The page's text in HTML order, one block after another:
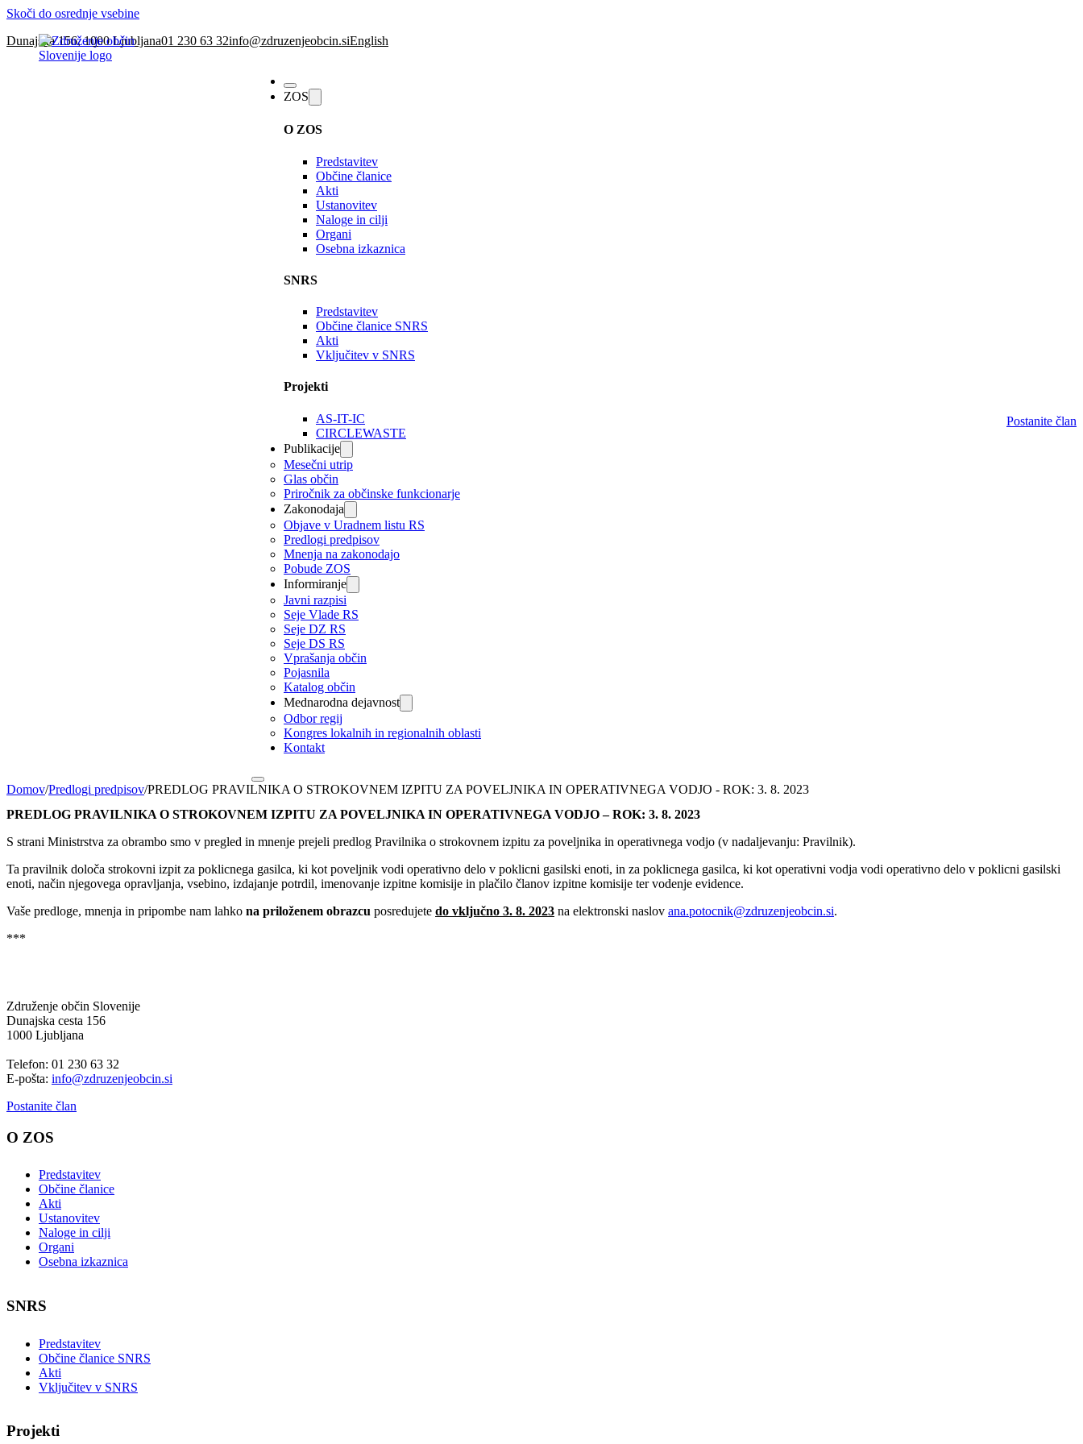
Skoči do osrednje vsebine
Dunajska 156, 1000 Ljubljana01 230 63 32info@zdruzenjeobcin.siEnglish
ZOS
O ZOS
Predstavitev
Občine članice
Akti
Ustanovitev
Naloge in cilji
Organi
Osebna izkaznica
SNRS
Predstavitev
Občine članice SNRS
Akti
Vključitev v SNRS
Projekti
AS-IT-IC
CIRCLEWASTE
Publikacije
Mesečni utrip
Glas občin
Priročnik za občinske funkcionarje
Zakonodaja
Objave v Uradnem listu RS
Predlogi predpisov
Mnenja na zakonodajo
Pobude ZOS
Informiranje
Javni razpisi
Seje Vlade RS
Seje DZ RS
Seje DS RS
Vprašanja občin
Pojasnila
Katalog občin
Mednarodna dejavnost
Odbor regij
Kongres lokalnih in regionalnih oblasti
Kontakt
Postanite član
Domov/Predlogi predpisov/PREDLOG PRAVILNIKA O STROKOVNEM IZPITU ZA POVELJNIKA IN OPERATIVNEGA VODJO - ROK: 3. 8. 2023
PREDLOG PRAVILNIKA O STROKOVNEM IZPITU ZA POVELJNIKA IN OPERATIVNEGA VODJO – ROK: 3. 8. 2023
S strani Ministrstva za obrambo smo v pregled in mnenje prejeli predlog Pravilnika o strokovnem izpitu za poveljnika in operativnega vodjo (v nadaljevanju: Pravilnik).
Ta pravilnik določa strokovni izpit za poklicnega gasilca, ki kot poveljnik vodi operativno delo v poklicni gasilski enoti, in za poklicnega gasilca, ki kot operativni vodja vodi operativno delo v poklicni gasilski
enoti, način njegovega opravljanja, vsebino, izdajanje potrdil, imenovanje izpitne komisije in plačilo članov izpitne komisije ter vodenje evidence.
Vaše predloge, mnenja in pripombe nam lahko na priloženem obrazcu posredujete do vključno 3. 8. 2023 na elektronski naslov ana.potocnik@zdruzenjeobcin.si.
***
Združenje občin Slovenije
Dunajska cesta 156
1000 Ljubljana
Telefon: 01 230 63 32
E-pošta: info@zdruzenjeobcin.si
Postanite član
O ZOS
Predstavitev
Občine članice
Akti
Ustanovitev
Naloge in cilji
Organi
Osebna izkaznica
SNRS
Predstavitev
Občine članice SNRS
Akti
Vključitev v SNRS
Projekti